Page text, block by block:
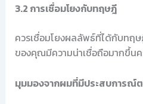
3.2 การเชื่อมโยงกับทฤษฎี
ควรเชื่อมโยงผลลัพธ์ที่ได้กับทฤษ
ของคุณมีความน่าเชื่อถือมากขึ้น
มุมมองจากผมที่มีประสบการณ์ต